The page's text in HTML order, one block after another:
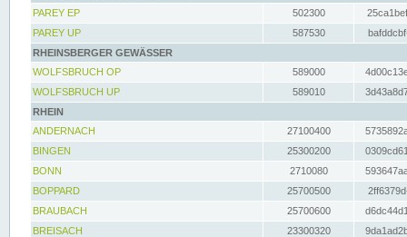
PAREY EP
502300
PAREY UP
587530
RHEINSBERGER GEWÄSSER
WOLFSBRUCH OP
589000
WOLFSBRUCH UP
589010
RHEIN
ANDERNACH
27100400
BINGEN
25300200
BONN
2710080
BOPPARD
25700500
BRAUBACH
25700600
BREISACH
23300320